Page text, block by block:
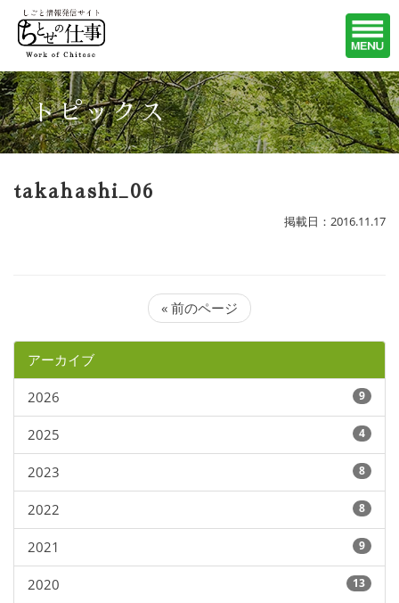
トピックス
takahashi_06
掲載日：2016.11.17
« 前のページ
アーカイブ
2026 9
2025 4
2023 8
2022 8
2021 9
2020 13